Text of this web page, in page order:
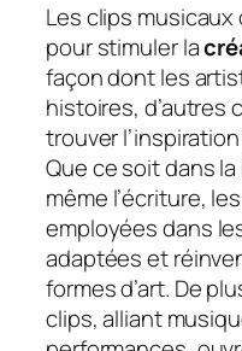
Les clips
pour stimuler la
façon dont les
histoires, d’autres
trouver
Que ce soit dans
même l’écriture,
employées dans
adaptées et
formes d’art. De
clips, alliant